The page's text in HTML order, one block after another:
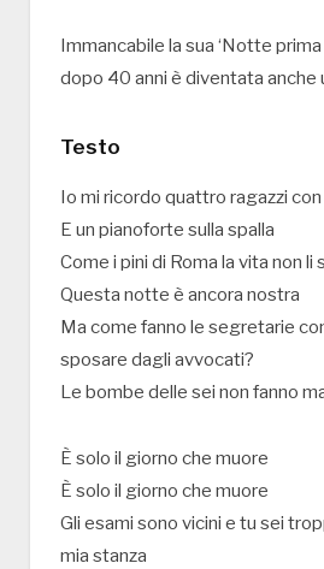
Immancabile la sua ‘Notte
dopo 40 anni è diventata anche
Testo
Io mi ricordo quattro ragazzi con
E un pianoforte sulla spalla
Come i pini di Roma la vita non li
Questa notte è ancora nostra
Ma come fanno le segretarie
sposare dagli avvocati?
Le bombe delle sei non fanno
È solo il giorno che muore
È solo il giorno che muore
Gli esami sono vicini e tu sei
mia stanza